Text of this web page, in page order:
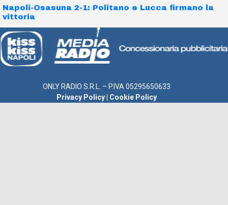
Napoli-Osasuna 2-1: Politano e Lucca firmano la
vittoria
ONLY RADIO S.R.L. – P.IVA 05295650633
Privacy Policy
Cookie Policy